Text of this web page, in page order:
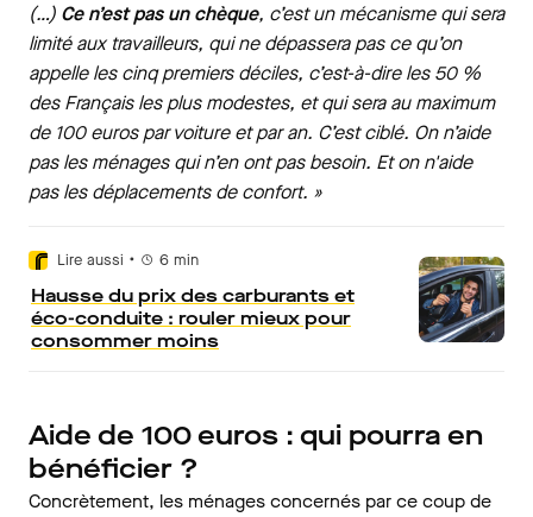
(…) Ce n’est pas un chèque, c’est un mécanisme qui sera
limité aux travailleurs, qui ne dépassera pas ce qu’on
appelle les cinq premiers déciles, c’est-à-dire les 50 %
des Français les plus modestes, et qui sera au maximum
de 100 euros par voiture et par an. C’est ciblé. On n’aide
pas les ménages qui n’en ont pas besoin. Et on n'aide
pas les déplacements de confort. »
Lire aussi • 6 min
Hausse du prix des carburants et
éco-conduite : rouler mieux pour
consommer moins
Aide de 100 euros : qui pourra en
bénéficier ?
Concrètement, les ménages concernés par ce coup de